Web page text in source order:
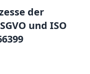
der
und ISO